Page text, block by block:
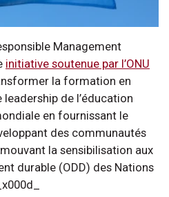
Management
initiative soutenue par l’ONU
la formation en
de l’éducation
en fournissant le
des communautés
la sensibilisation aux
durable (ODD) des Nations